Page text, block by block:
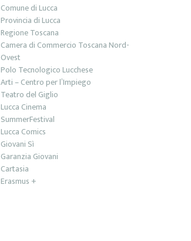
Comune di Lucca
Provincia di Lucca
Regione Toscana
Camera di Commercio Toscana Nord-
Ovest
Polo Tecnologico Lucchese
Arti – Centro per l’Impiego
Teatro del Giglio
Lucca Cinema
SummerFestival
Lucca Comics
Giovani Sì
Garanzia Giovani
Cartasia
Erasmus +